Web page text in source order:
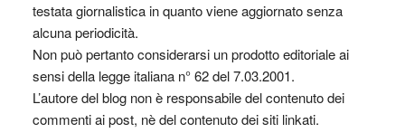
testata giornalistica in quanto viene aggiornato senza
alcuna periodicità.
Non può pertanto considerarsi un prodotto editoriale ai
sensi della legge italiana n° 62 del 7.03.2001.
L’autore del blog non è responsabile del contenuto dei
commenti ai post, nè del contenuto dei siti linkati.